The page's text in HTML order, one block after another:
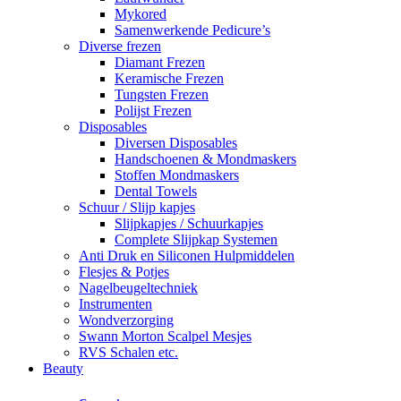
Mykored
Samenwerkende Pedicure’s
Diverse frezen
Diamant Frezen
Keramische Frezen
Tungsten Frezen
Polijst Frezen
Disposables
Diversen Disposables
Handschoenen & Mondmaskers
Stoffen Mondmaskers
Dental Towels
Schuur / Slijp kapjes
Slijpkapjes / Schuurkapjes
Complete Slijpkap Systemen
Anti Druk en Siliconen Hulpmiddelen
Flesjes & Potjes
Nagelbeugeltechniek
Instrumenten
Wondverzorging
Swann Morton Scalpel Mesjes
RVS Schalen etc.
Beauty